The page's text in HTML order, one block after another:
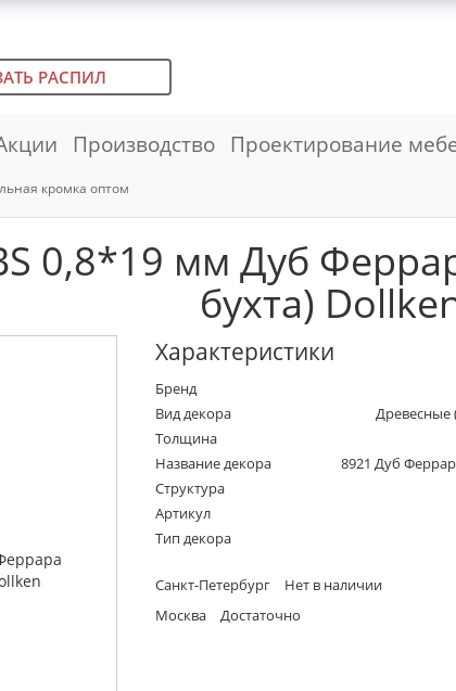
РАСПИЛ
Производство Проектирование
кромка оптом
0,8*19 мм Дуб
бухта)
Характеристики
Бренд
Вид декора
Древесные
Толщина
Название декора
8921 Дуб
Структура
Артикул
Тип декора
Санкт-Петербург
Нет в наличии
Москва
Достаточно